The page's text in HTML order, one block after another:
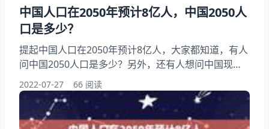
中国人口在2050年预计8亿人，中国2050人
口是多少？
提起中国人口在2050年预计8亿人，大家都知道，有人
问中国2050人口是多少？另外，还有人想问中国现阶
段各年龄段人口数和各自占的比例是多少？2023年年
中国人口有多少，你知道这是怎么回事？其实中国几亿
人口，下面就一起来看人口是多少？希望能够帮助到大
家！ 中国人口在2050年预计8亿人 中国几亿人口 1、
2022-07-27 66 阅读